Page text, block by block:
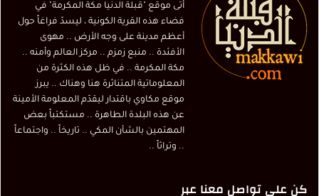
أتى موقع "قبلة الدنيا مكة المكرمة" في
فضاء هذه القرية الكونية ، ليسدّ فراغاً حول
أعظم مدينة على وجه الأرض .. مهوى
الأفئدة .. منبع زمزم .. مركز العالم وأمنه ..
مكة المكرمة .. في ظل هذه الكثرة من
المعلوماتية المتناثرة هنا وهناك .. يبرز
موقع مكاوي باقتدار ليقدّم المعلومة الأمينة
عن هذه البلدة الطاهرة .. مستكتباً بعض
المهتمين بالشأن المكي .. تاريخاً .. واجتماعاً
.. وتراثاً ..
كن على تواصل معنا عبر